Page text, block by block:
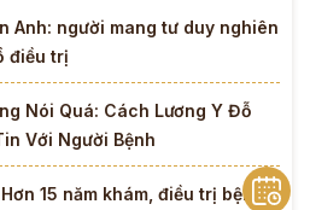
Anh: người mang tư duy nghiên
điều trị
Nói Quá: Cách Lương Y Đỗ
Với Người Bệnh
15 năm khám, điều trị bệnh